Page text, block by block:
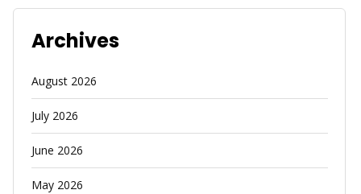
Archives
August 2026
July 2026
June 2026
May 2026